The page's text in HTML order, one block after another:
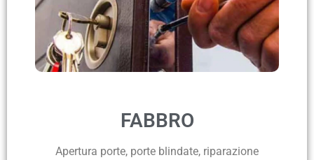
FABBRO
Apertura porte, porte blindate, riparazione